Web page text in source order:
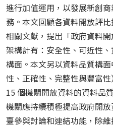
進行加值運用，以發展新創
務。本文回顧各資料開放評
相關文獻，提出「政府資料
架構計有：安全性、可近性
構面。本文另以資料品質構
性、正確性、完整性與豐富
15 個機關開放資料的資料品
機關應持續積極提高政府開
臺參與討論和連結功能，除